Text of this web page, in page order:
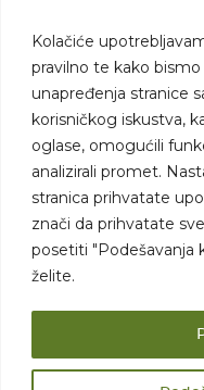
Kolačiće
pravilno te kako
unapređenja stranice
korisničkog iskustva,
oglase, omogućili
analizirali promet.
stranica prihvatate
znači da prihvatate
posetiti "Podešavanja
želite.
Svet poljoprivrede
Marketing usluge
Tražimo saradnike
Kontakt
Kontakt